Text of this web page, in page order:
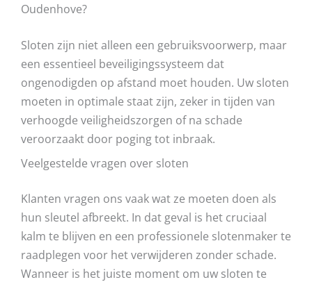
Oudenhove?
Sloten zijn niet alleen een gebruiksvoorwerp, maar
een essentieel beveiligingssysteem dat
ongenodigden op afstand moet houden. Uw sloten
moeten in optimale staat zijn, zeker in tijden van
verhoogde veiligheidszorgen of na schade
veroorzaakt door poging tot inbraak.
Veelgestelde vragen over sloten
Klanten vragen ons vaak wat ze moeten doen als
hun sleutel afbreekt. In dat geval is het cruciaal
kalm te blijven en een professionele slotenmaker te
raadplegen voor het verwijderen zonder schade.
Wanneer is het juiste moment om uw sloten te